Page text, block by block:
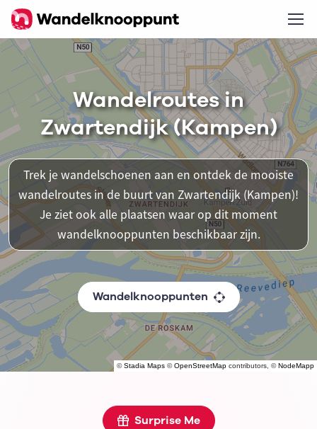
©Stadia Maps ©OpenStreetMap contributors, ©NodeMapp
Wandelroutes in
Zwartendijk (Kampen)
Trek je wandelschoenen aan en ontdek de mooiste
wandelroutes in de buurt van Zwartendijk (Kampen)!
Je ziet ook alle plaatsen waar op dit moment
wandelknooppunten beschikbaar zijn.
Wandelknooppunten
Surprise Me